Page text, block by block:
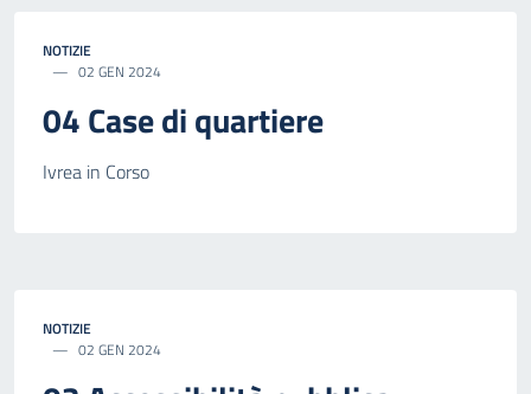
NOTIZIE
02 GEN 2024
04 Case di quartiere
Ivrea in Corso
NOTIZIE
02 GEN 2024